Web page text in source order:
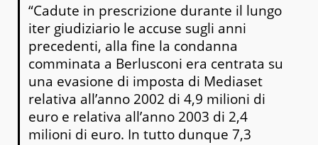
“Cadute in prescrizione durante il lungo
iter giudiziario le accuse sugli anni
precedenti, alla fine la condanna
comminata a Berlusconi era centrata su
una evasione di imposta di Mediaset
relativa all’anno 2002 di 4,9 milioni di
euro e relativa all’anno 2003 di 2,4
milioni di euro. In tutto dunque 7,3